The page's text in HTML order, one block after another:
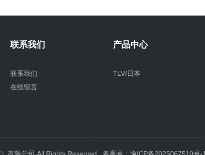
联系我们
联系我们
在线留言
产品中心
TLV/日本